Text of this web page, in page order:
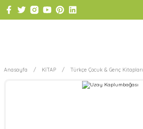
Anasayfa KİTAP Türkçe Çocuk & Genç Kitapları